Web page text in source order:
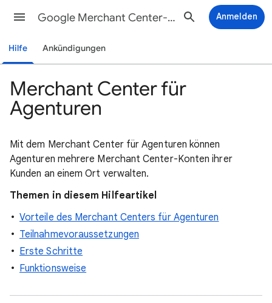
Google Merchant Center-Hilfe Anmelden
Hilfe Ankündigungen
Merchant Center für
Agenturen
Mit dem Merchant Center für Agenturen können
Agenturen mehrere Merchant Center-Konten ihrer
Kunden an einem Ort verwalten.
Themen in diesem Hilfeartikel
Vorteile des Merchant Centers für Agenturen
Teilnahmevoraussetzungen
Erste Schritte
Funktionsweise